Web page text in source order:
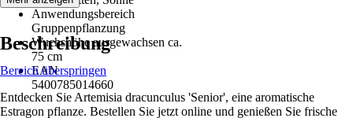
Anwendungsbereich
Gruppenpflanzung
Wuchshöhe ausgewachsen ca.
75 cm
EAN
5400785014660
Beschreibung
Bereich überspringen
Entdecken Sie Artemisia dracunculus 'Senior', eine aromatische
Estragon pflanze. Bestellen Sie jetzt online und genießen Sie frische